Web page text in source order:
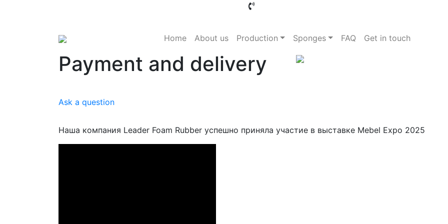
Home About us Production Sponges FAQ Get in touch
Payment and delivery
Ask a question
Наша компания Leader Foam Rubber успешно приняла участие в выставке Mebel Expo 2025